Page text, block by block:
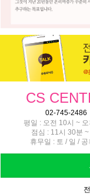
CS
02-745-2486
평일 : 오전 10시 ~ 오
점심 : 11시 30분 ~
휴무일 : 토 / 일 / 공